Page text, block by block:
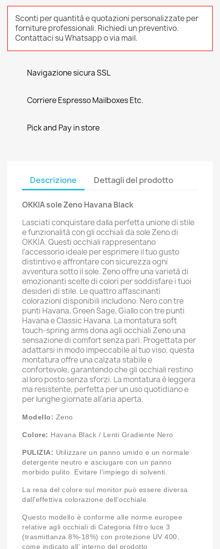
Sconti per quantità e quotazioni personalizzate per
forniture professionali. Richiedi un preventivo.
Contattaci su Whatsapp o via mail.
Navigazione sicura SSL
Corriere Espresso Mailboxes Etc.
Pick and Pay in store
Descrizione Dettagli del prodotto
OKKIA sole Zeno Havana Black
Lasciati conquistare dalla perfetta unione di stile
e funzionalità con gli occhiali da sole Zeno di
OKKIA. Questi occhiali rappresentano
l'accessorio ideale per esprimere il tuo gusto
distintivo e affrontare con sicurezza ogni
avventura sotto il sole. Zeno offre una varietà di
emozionanti scelte di colori per soddisfare i tuoi
desideri di stile. Le quattro affascinanti
colorazioni disponibili includono: Nero con tre
punti Havana, Green Sage, Giallo con tre punti
Havana e Classic Havana. La montatura soft
touch-spring arms dona agli occhiali Zeno una
sensazione di comfort senza pari. Progettata per
adattarsi in modo impeccabile al tuo viso, questa
montatura offre una calzata stabile e
confortevole, garantendo che gli occhiali restino
al loro posto senza sforzi. La montatura è leggera
ma resistente, perfetta per un uso quotidiano e
per lunghe giornate all'aria aperta.
Modello: Zeno
Colore: Havana Black / Lenti Gradiente Nero
PULIZIA: Utilizzare un panno umido e un normale
detergente neutro e asciugare con un panno
morbido pulito. Evitare l’impiego di solventi.
La resa del colore sul monitor può essere diversa
dall'effettiva colorazione dell'occhiale.
Questo modello è conforme alle norme europee
relative agli occhiali di Categoria filtro luce 3
(trasmittanza 8%-18%) con protezione UV 400,
come indicato all’ interno del prodotto